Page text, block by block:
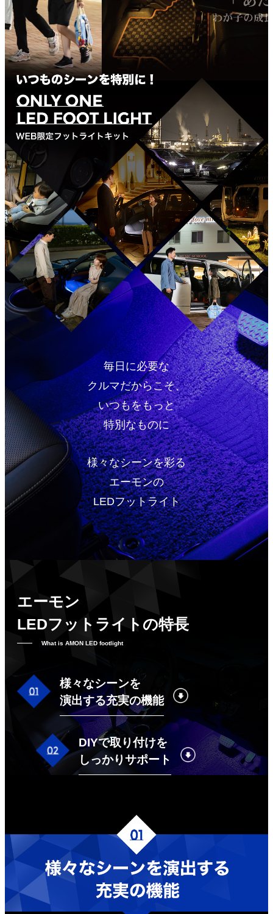
毎日に必要な
クルマだからこそ、
いつもをもっと
特別なものに
様々なシーンを彩る
エーモンの
LEDフットライト
エーモン
LEDフットライトの特長
What is AMON LED footlight
様々なシーンを
演出する充実の機能
DIYで取り付けを
しっかりサポート